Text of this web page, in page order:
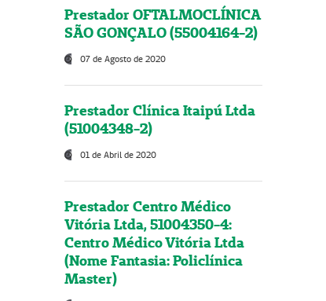
Prestador OFTALMOCLÍNICA
SÃO GONÇALO (55004164-2)
07 de Agosto de 2020
Prestador Clínica Itaipú Ltda
(51004348-2)
01 de Abril de 2020
Prestador Centro Médico
Vitória Ltda, 51004350-4:
Centro Médico Vitória Ltda
(Nome Fantasia: Policlínica
Master)